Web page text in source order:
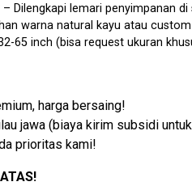
Dilengkapi lemari penyimpanan
warna natural kayu atau
65 inch (bisa request ukuran
harga bersaing!
jawa (biaya kirim subsidi
prioritas kami!